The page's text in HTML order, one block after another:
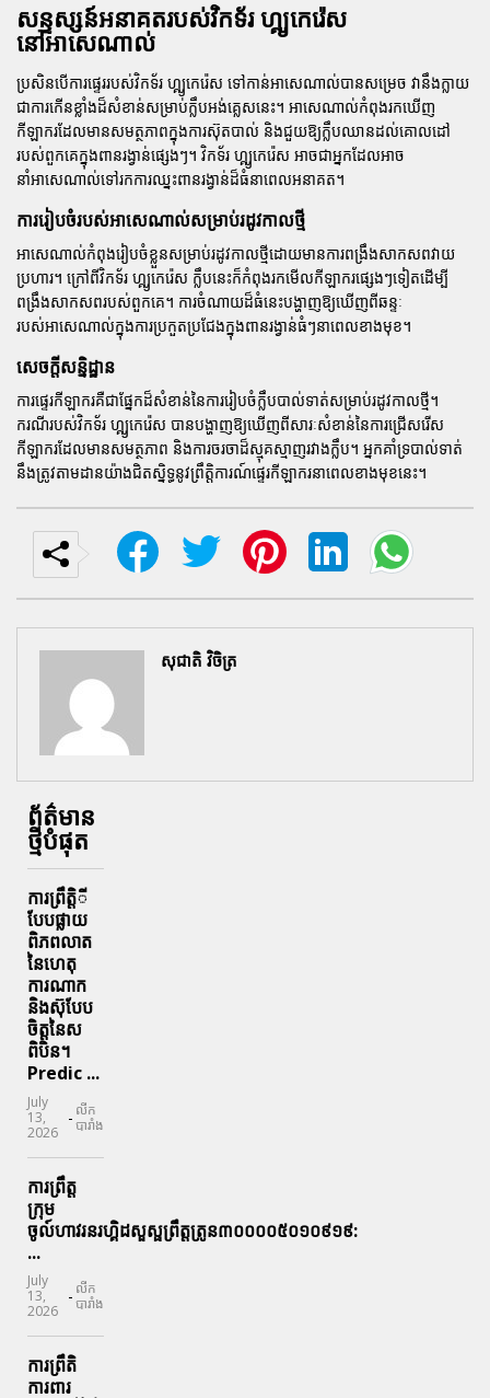
សន្ទស្សន៍អនាគតរបស់វិកទ័រ ហ្គ្យូកេរ៉េស
នៅអាសេណាល់
ប្រសិនបើការផ្ទេររបស់វិកទ័រ ហ្គ្យូកេរ៉េស ទៅកាន់អាសេណាល់បានសម្រេច វានឹងក្លាយ
ជាការកើនខ្លាំងដ៏សំខាន់សម្រាប់ក្លឹបអង់គ្លេសនេះ។ អាសេណាល់កំពុងរកឃើញ
កីឡាករដែលមានសមត្ថភាពក្នុងការស៊ុតបាល់ និងជួយឱ្យក្លឹបឈានដល់គោលដៅ
របស់ពួកគេក្នុងពានរង្វាន់ផ្សេងៗ។ វិកទ័រ ហ្គ្យូកេរ៉េស អាចជាអ្នកដែលអាច
នាំអាសេណាល់ទៅរកការឈ្នះពានរង្វាន់ដ៏ធំនាពេលអនាគត។
ការរៀបចំរបស់អាសេណាល់សម្រាប់រដូវកាលថ្មី
អាសេណាល់កំពុងរៀបចំខ្លួនសម្រាប់រដូវកាលថ្មីដោយមានការពង្រឹងសាកសពវាយ
ប្រហារ។ ក្រៅពីវិកទ័រ ហ្គ្យូកេរ៉េស ក្លឹបនេះក៏កំពុងរកមើលកីឡាករផ្សេងៗទៀតដើម្បី
ពង្រឹងសាកសពរបស់ពួកគេ។ ការចំណាយដ៏ធំនេះបង្ហាញឱ្យឃើញពីឆន្ទៈ
របស់អាសេណាល់ក្នុងការប្រកួតប្រជែងក្នុងពានរង្វាន់ធំៗនាពេលខាងមុខ។
សេចក្តីសន្និដ្ឋាន
ការផ្ទេរកីឡាករគឺជាផ្នែកដ៏សំខាន់នៃការរៀបចំក្លឹបបាល់ទាត់សម្រាប់រដូវកាលថ្មី។
ករណីរបស់វិកទ័រ ហ្គ្យូកេរ៉េស បានបង្ហាញឱ្យឃើញពីសារៈសំខាន់នៃការជ្រើសរើស
កីឡាករដែលមានសមត្ថភាព និងការចរចាដ៏ស្មុគស្មាញរវាងក្លឹប។ អ្នកគាំទ្របាល់ទាត់
នឹងត្រូវតាមដានយ៉ាងជិតស្និទ្ធនូវព្រឹត្តិការណ៍ផ្ទេរកីឡាករនាពេលខាងមុខនេះ។
សុជាតិ វិចិត្រ
ព័ត៌មាន
ថ្មីបំផុត
ការព្រឹតិ្តី
បែបផ្លាយ
ពិភពលាត
នៃហេតុ
ការណាក
និងស៊ុបែប
ចិត្តនៃស
ពិបិន។
Predic ...
July
13,
2026
- លីក
បារាំង
ការព្រឹត្ត
ក្រុម
ចូល៍ហាវរនរហ្គិដសួស្ផព្រឹត្តត្រូន៣០០០០៥០១០៩១៩:
...
July
13,
2026
- លីក
បារាំង
ការព្រឹតិ
ការពារ